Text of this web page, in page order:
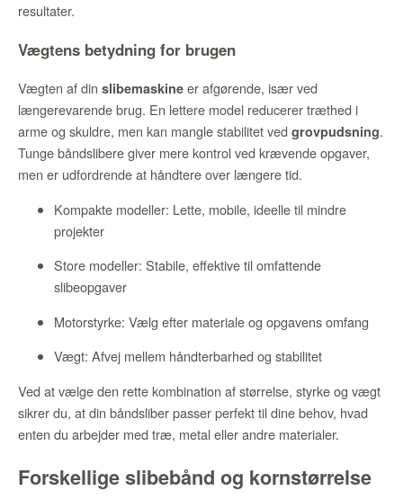
resultater.
Vægtens betydning for brugen
Vægten af din slibemaskine er afgørende, især ved
længerevarende brug. En lettere model reducerer træthed i
arme og skuldre, men kan mangle stabilitet ved grovpudsning.
Tunge båndslibere giver mere kontrol ved krævende opgaver,
men er udfordrende at håndtere over længere tid.
Kompakte modeller: Lette, mobile, ideelle til mindre
projekter
Store modeller: Stabile, effektive til omfattende
slibeopgaver
Motorstyrke: Vælg efter materiale og opgavens omfang
Vægt: Afvej mellem håndterbarhed og stabilitet
Ved at vælge den rette kombination af størrelse, styrke og vægt
sikrer du, at din båndsliber passer perfekt til dine behov, hvad
enten du arbejder med træ, metal eller andre materialer.
Forskellige slibebånd og kornstørrelse